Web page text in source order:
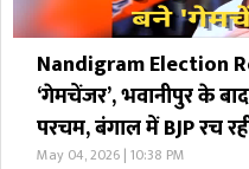
Nandigram Election
‘गेमचेंजर’, भवानीपुर के
परचम, बंगाल में BJP रच
May 04, 2026 | 10:38 PM